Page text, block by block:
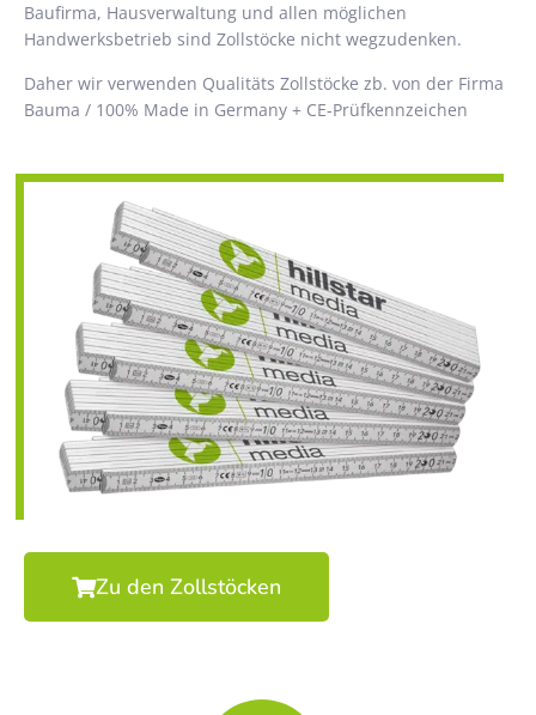
Baufirma, Hausverwaltung und allen möglichen
Handwerksbetrieb sind Zollstöcke nicht wegzudenken.
Daher wir verwenden Qualitäts Zollstöcke zb. von der Firma
Bauma / 100% Made in Germany + CE-Prüfkennzeichen
Zu den Zollstöcken